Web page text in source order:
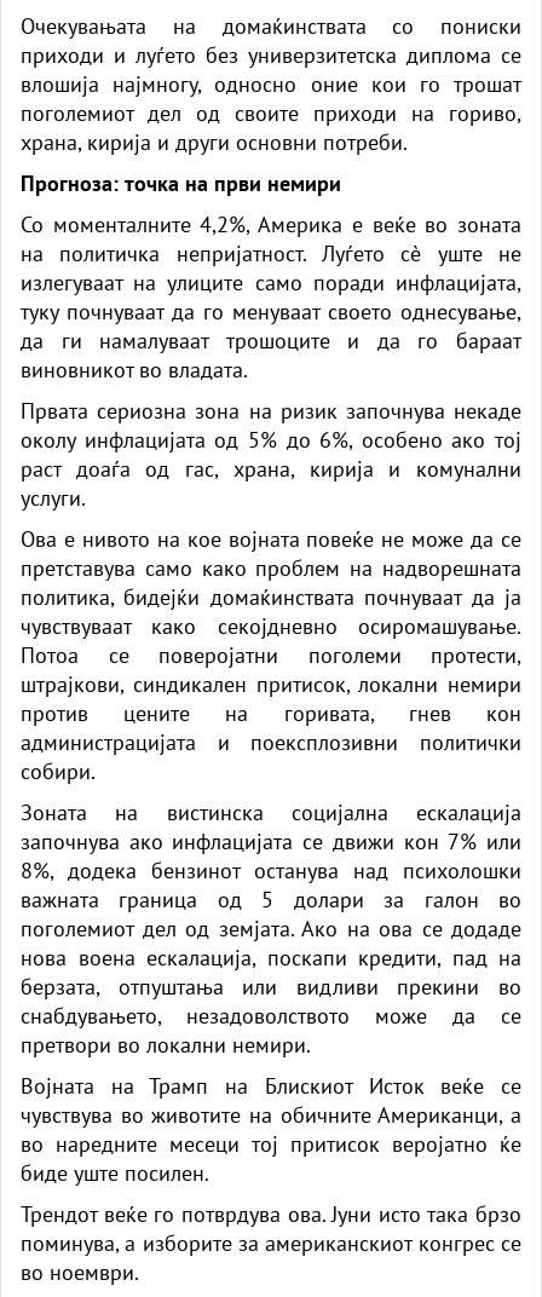
Очекувањата на домаќинствата со пониски
приходи и луѓето без универзитетска диплома се
влошија најмногу, односно оние кои го трошат
поголемиот дел од своите приходи на гориво,
храна, кирија и други основни потреби.
Прогноза: точка на први немири
Со моменталните 4,2%, Америка е веќе во зоната
на политичка непријатност. Луѓето сè уште не
излегуваат на улиците само поради инфлацијата,
туку почнуваат да го менуваат своето однесување,
да ги намалуваат трошоците и да го бараат
виновникот во владата.
Првата сериозна зона на ризик започнува некаде
околу инфлацијата од 5% до 6%, особено ако тој
раст доаѓа од гас, храна, кирија и комунални
услуги.
Ова е нивото на кое војната повеќе не може да се
претставува само како проблем на надворешната
политика, бидејќи домаќинствата почнуваат да ја
чувствуваат како секојдневно осиромашување.
Потоа се поверојатни поголеми протести,
штрајкови, синдикален притисок, локални немири
против цените на горивата, гнев кон
администрацијата и поексплозивни политички
собири.
Зоната на вистинска социјална ескалација
започнува ако инфлацијата се движи кон 7% или
8%, додека бензинот останува над психолошки
важната граница од 5 долари за галон во
поголемиот дел од земјата. Ако на ова се додаде
нова воена ескалација, поскапи кредити, пад на
берзата, отпуштања или видливи прекини во
снабдувањето, незадоволството може да се
претвори во локални немири.
Војната на Трамп на Блискиот Исток веќе се
чувствува во животите на обичните Американци, а
во наредните месеци тој притисок веројатно ќе
биде уште посилен.
Трендот веќе го потврдува ова. Јуни исто така брзо
поминува, а изборите за американскиот конгрес се
во ноември.